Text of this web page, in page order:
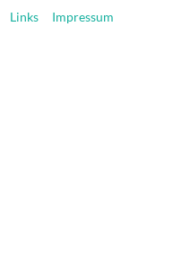
Links
Impressum